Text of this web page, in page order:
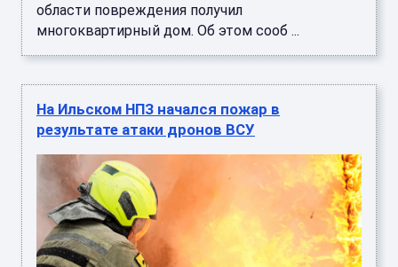
области повреждения получил
многоквартирный дом. Об этом сооб ...
На Ильском НПЗ начался пожар в
результате атаки дронов ВСУ